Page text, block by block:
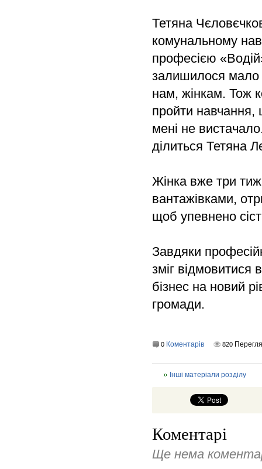
Тетяна
комунальному
професією
залишилося мало
нам, жінкам. Тож
пройти навчання,
мені не
ділиться Тетяна
Жінка вже три
вантажівками,
щоб упевнено
Завдяки
зміг відмовитися
бізнес на новий
громади.
0 Коментарів 820
Інші матеріали розділу
Коментарі
Ще нема